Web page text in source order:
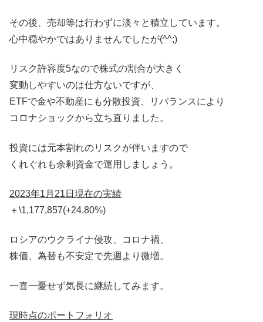
その後、売却等は行わずに淡々と積立しています。
心中穏やかではありませんでしたが(^^;)
リスク許容度5なので株式の割合が大きく
変動しやすいのは仕方ないですが、
ETFで金や不動産にも分散投資、リバランスにより
コロナショックから立ち直りました。
投資には元本割れのリスクが伴いますので
くれぐれも余剰資金で運用しましょう。
2023年1月21日現在の実績
＋\1,177,857(+24.80%)
ロシアのウクライナ侵攻、コロナ禍、
株価、為替も不安定で先週より微増。
一喜一憂せず気長に継続してみます。
現時点のポートフォリオ